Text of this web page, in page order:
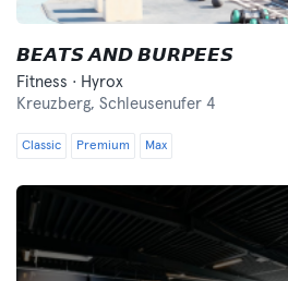
𝘽𝙀𝘼𝙏𝙎 𝘼𝙉𝘿 𝘽𝙐𝙍𝙋𝙀𝙀𝙎
Fitness · Hyrox
Kreuzberg, Schleusenufer 4
Classic Premium Max